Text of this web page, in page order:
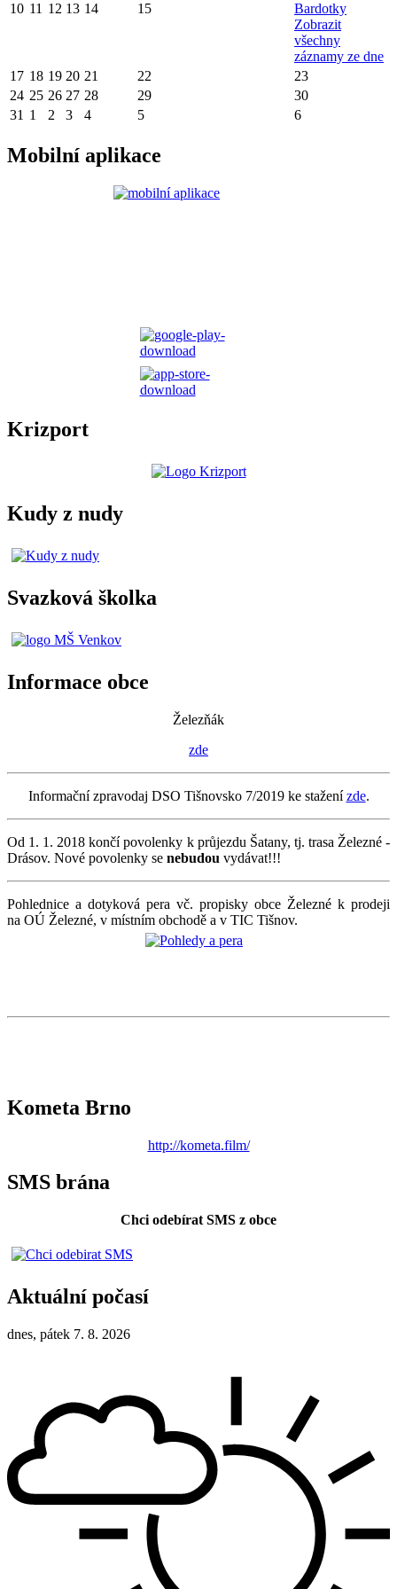
10 11 12 13 14 15
Bardotky
Zobrazit
všechny
záznamy ze dne
17 18 19 20 21 22
23
24 25 26 27 28 29
30
31 1 2 3 4 5 6
Mobilní aplikace
Krizport
Kudy z nudy
Svazková školka
Informace obce
Železňák
zde
Informační zpravodaj DSO Tišnovsko 7/2019 ke staženízde.
Od 1. 1. 2018 končí povolenky k průjezdu Šatany, tj. trasa Železné -
Drásov. Nové povolenky se nebudou vydávat!!!
Pohlednice a dotyková pera vč. propisky obce Železné k prodeji
na OÚ Železné, v místním obchodě a v TIC Tišnov.
Kometa Brno
http://kometa.film/
SMS brána
Chci odebírat SMS z obce
Aktuální počasí
dnes, pátek 7. 8. 2026